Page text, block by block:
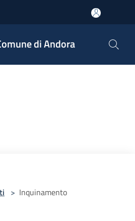
di Andora
> Inquinamento